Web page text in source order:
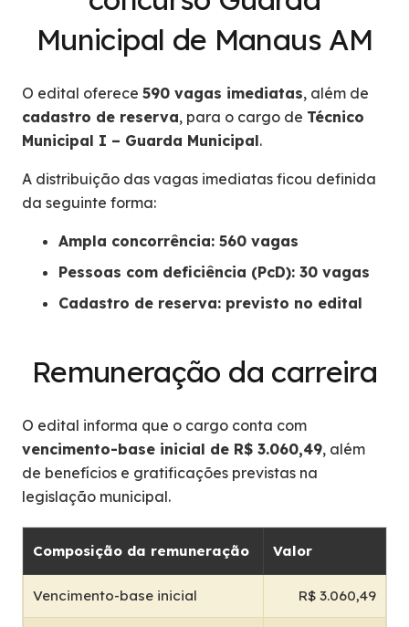
Municipal de Manaus AM
O edital oferece 590 vagas imediatas, além de
cadastro de reserva, para o cargo de Técnico
Municipal I – Guarda Municipal.
A distribuição das vagas imediatas ficou definida
da seguinte forma:
Ampla concorrência: 560 vagas
Pessoas com deficiência (PcD): 30 vagas
Cadastro de reserva: previsto no edital
Remuneração da carreira
O edital informa que o cargo conta com
vencimento-base inicial de R$ 3.060,49, além
de benefícios e gratificações previstas na
legislação municipal.
Composição da remuneração Valor
Vencimento-base inicial R$ 3.060,49